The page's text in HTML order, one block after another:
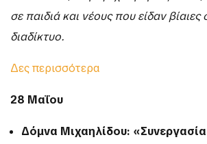
σε παιδιά και νέους που είδαν βίαιες
διαδίκτυο.
Δες περισσότερα
28 Μαΐου
Δόμνα Μιχαηλίδου: